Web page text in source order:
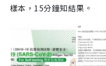
樣本，15分鐘知結果。